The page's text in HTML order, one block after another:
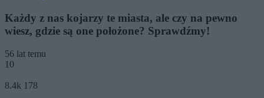
Każdy z nas kojarzy te miasta, ale czy na pewno
wiesz, gdzie są one położone? Sprawdźmy!
56 lat temu
10
8.4k 178